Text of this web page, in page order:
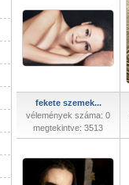
fekete szemek...
vélemények száma: 0
megtekintve: 3513